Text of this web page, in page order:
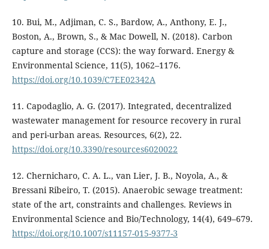
10. Bui, M., Adjiman, C. S., Bardow, A., Anthony, E. J.,
Boston, A., Brown, S., & Mac Dowell, N. (2018). Carbon
capture and storage (CCS): the way forward. Energy &
Environmental Science, 11(5), 1062–1176.
https://doi.org/10.1039/C7EE02342A
11. Capodaglio, A. G. (2017). Integrated, decentralized
wastewater management for resource recovery in rural
and peri-urban areas. Resources, 6(2), 22.
https://doi.org/10.3390/resources6020022
12. Chernicharo, C. A. L., van Lier, J. B., Noyola, A., &
Bressani Ribeiro, T. (2015). Anaerobic sewage treatment:
state of the art, constraints and challenges. Reviews in
Environmental Science and Bio/Technology, 14(4), 649–679.
https://doi.org/10.1007/s11157-015-9377-3